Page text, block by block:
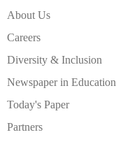
About Us
Careers
Diversity & Inclusion
Newspaper in Education
Today's Paper
Partners